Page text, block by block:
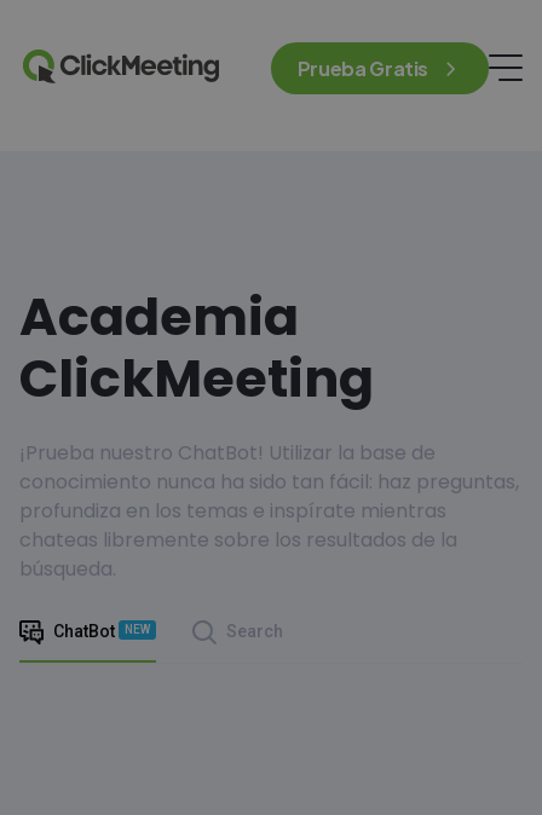
Prueba Gratis
Academia
ClickMeeting
¡Prueba nuestro ChatBot! Utilizar la base de
conocimiento nunca ha sido tan fácil: haz preguntas,
profundiza en los temas e inspírate mientras
chateas libremente sobre los resultados de la
búsqueda.
ChatBot NEW Search